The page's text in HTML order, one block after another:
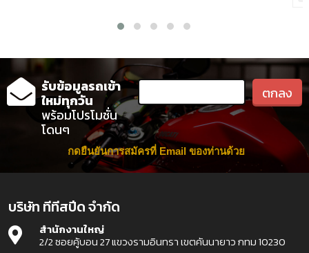
รับข้อมูลรถเข้า
ใหม่ทุกวัน
พร้อมโปรโมชั่น
โดนๆ
กดยืนยันการสมัครที่ Email ของท่านด้วย
บริษัท ทีทีสปีด จำกัด
สำนักงานใหญ่
2/2 ซอยคู้บอน 27 แขวงรามอินทรา เขตคันนายาว กทม 10230